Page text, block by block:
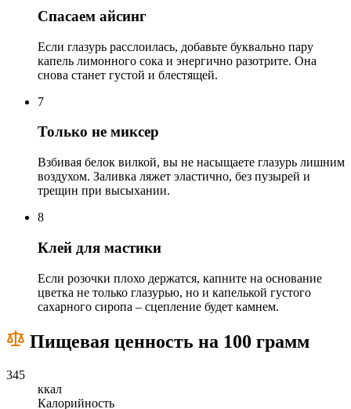
Спасаем айсинг
Если глазурь расслоилась, добавьте буквально пару
капель лимонного сока и энергично разотрите. Она
снова станет густой и блестящей.
7
Только не миксер
Взбивая белок вилкой, вы не насыщаете глазурь лишним
воздухом. Заливка ляжет эластично, без пузырей и
трещин при высыхании.
8
Клей для мастики
Если розочки плохо держатся, капните на основание
цветка не только глазурью, но и капелькой густого
сахарного сиропа – сцепление будет камнем.
Пищевая ценность на 100 грамм
345
ккал
Калорийность